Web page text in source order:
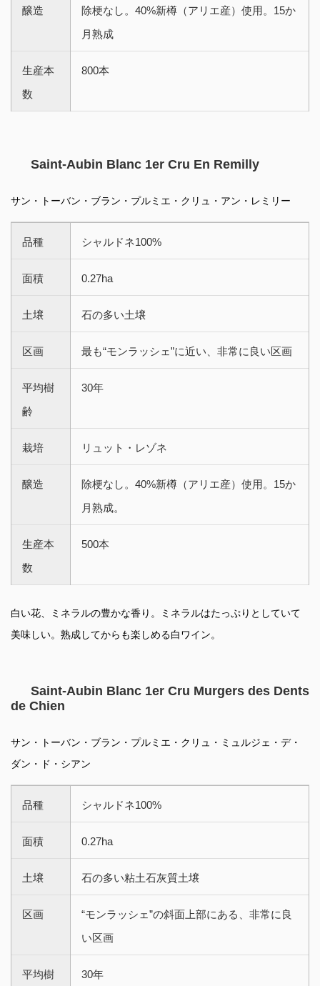
醸造
除梗なし。40%新樽（アリエ産）使用。15か
月熟成
生産本
数
800本
Saint-Aubin Blanc 1er Cru En Remilly
サン・トーバン・ブラン・プルミエ・クリュ・アン・レミリー
品種 シャルドネ100%
面積 0.27ha
土壌 石の多い土壌
区画 最も“モンラッシェ”に近い、非常に良い区画
平均樹
齢
30年
栽培 リュット・レゾネ
醸造
除梗なし。40%新樽（アリエ産）使用。15か
月熟成。
生産本
数
500本
白い花、ミネラルの豊かな香り。ミネラルはたっぷりとしていて
美味しい。熟成してからも楽しめる白ワイン。
Saint-Aubin Blanc 1er Cru Murgers des Dents
de Chien
サン・トーバン・ブラン・プルミエ・クリュ・ミュルジェ・デ・
ダン・ド・シアン
品種 シャルドネ100%
面積 0.27ha
土壌 石の多い粘土石灰質土壌
区画
“モンラッシェ”の斜面上部にある、非常に良
い区画
平均樹
30年